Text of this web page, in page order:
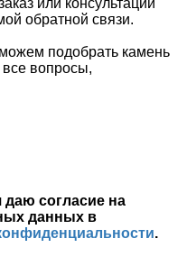
или консультации
обратной связи.
подобрать камень
все вопросы,
согласие на
данных в
.